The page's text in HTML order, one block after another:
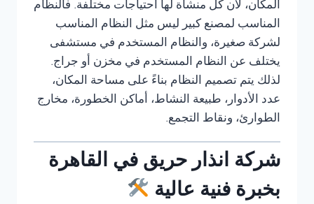
المكان، لأن كل منشأة لها احتياجات مختلفة. فالنظام
المناسب لمصنع كبير ليس مثل النظام المناسب
لشركة صغيرة، والنظام المستخدم في مستشفى
يختلف عن النظام المستخدم في مخزن أو جراج.
لذلك يتم تصميم النظام بناءً على مساحة المكان،
عدد الأدوار، طبيعة النشاط، أماكن الخطورة، مخارج
الطوارئ، ونقاط التجمع.
شركة انذار حريق في القاهرة
بخبرة فنية عالية